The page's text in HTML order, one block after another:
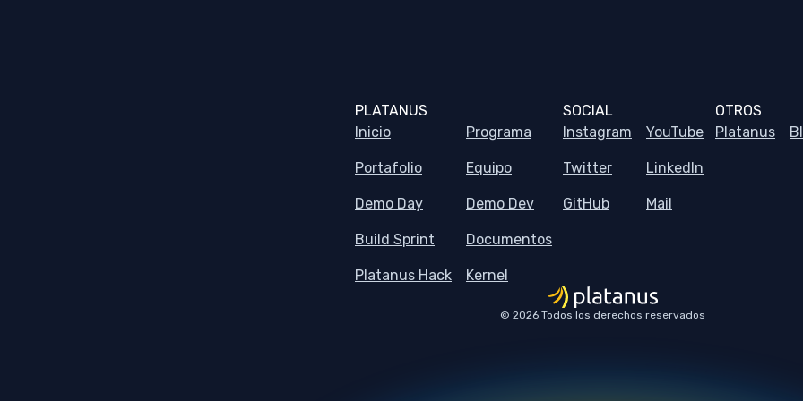
PLATANUS
Inicio
Programa
Portafolio Equipo
Demo Day Demo Dev
Build Sprint Documentos
Platanus Hack Kernel
SOCIAL
Instagram
YouTube
Twitter LinkedIn
GitHub Mail
OTROS
Platanus
© 2026 Todos los derechos reservados